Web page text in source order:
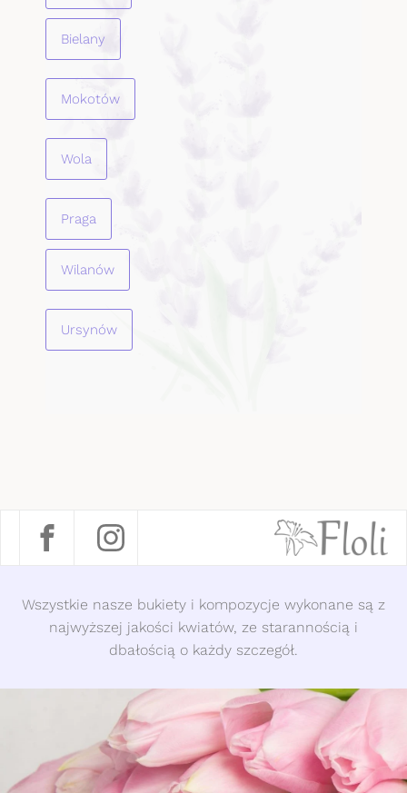
Bielany
Mokotów
Wola
Praga
Wilanów
Ursynów
Wszystkie nasze bukiety i kompozycje wykonane są z
najwyższej jakości kwiatów, ze starannością i
dbałością o każdy szczegół.